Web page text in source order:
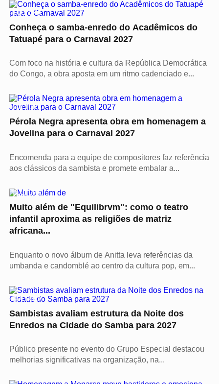
CULTURA
Conheça o samba-enredo do Acadêmicos do
Tatuapé para o Carnaval 2027
Com foco na história e cultura da República Democrática
do Congo, a obra aposta em um ritmo cadenciado e...
CULTURA
Pérola Negra apresenta obra em homenagem a
Jovelina para o Carnaval 2027
Encomenda para a equipe de compositores faz referência
aos clássicos da sambista e promete embalar a...
CULTURA
Muito além de "Equilibrvm": como o teatro
infantil aproxima as religiões de matriz
africana...
Enquanto o novo álbum de Anitta leva referências da
umbanda e candomblé ao centro da cultura pop, em...
CULTURA
Sambistas avaliam estrutura da Noite dos
Enredos na Cidade do Samba para 2027
Público presente no evento do Grupo Especial destacou
melhorias significativas na organização, na...